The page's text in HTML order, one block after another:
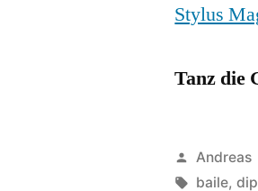
Stylus
Tanz die
von
Andreas
baile,